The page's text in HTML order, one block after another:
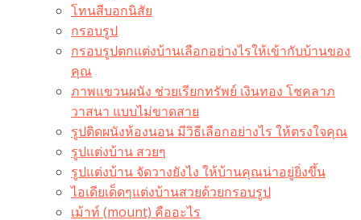
โทนสีบอกนิสัย
กรอบรูป
กรอบรูปตกแต่งบ้านเลือกอย่างไรให้เข้ากับบ้านของ
คุณ
ภาพแขวนผนัง ช่วยเรียกทรัพย์ เงินทอง โชคลาภ
วาสนา แบบไม่ขาดสาย
รูปติดผนังห้องนอน มีวิธีเลือกอย่างไร ให้ตรงใจคุณ
รูปแต่งบ้าน สวยๆ
รูปแต่งบ้าน จัดวางยังไง ให้บ้านคุณน่าอยู่ยิ่งขึ้น
ไอเดียเด็ดๆแต่งบ้านสวยด้วยกรอบรูป
เม้าท์ (mount) คืออะไร​